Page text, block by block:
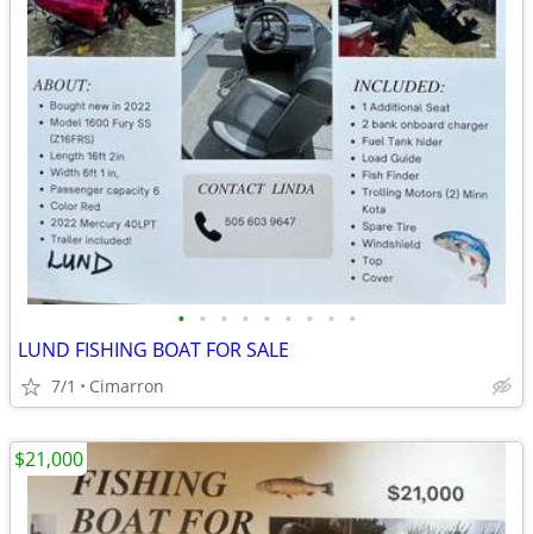
• • • • • • • • •
LUND FISHING BOAT FOR SALE
7/1 Cimarron
$21,000